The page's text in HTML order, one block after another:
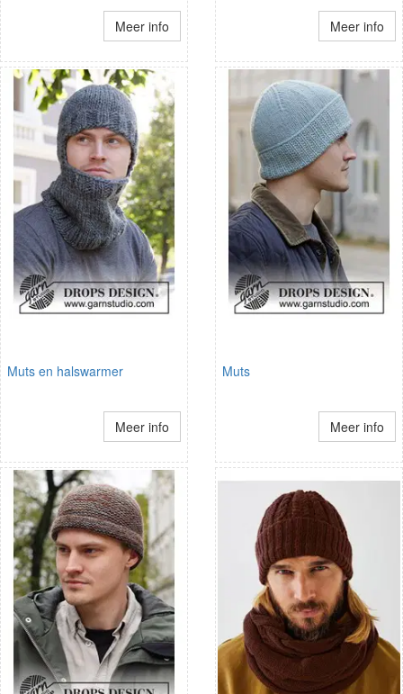
Meer info Meer info
Muts en halswarmer
Meer info
Muts
Meer info